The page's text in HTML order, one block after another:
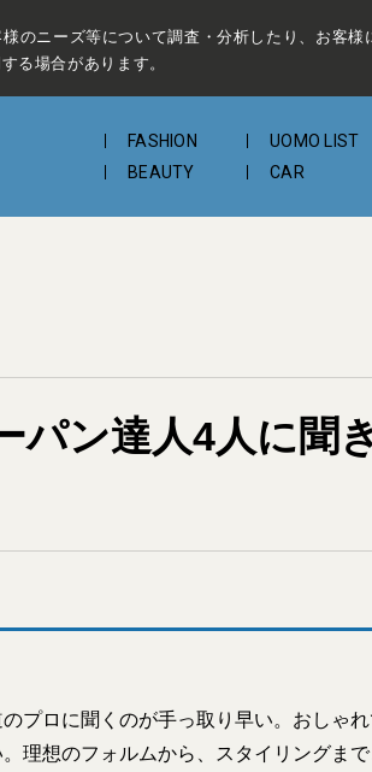
のニーズ等について調査・分析したり、お客様
る場合があります。
FASHION UOMO LIST
BEAUTY
CAR
パン達人4人に聞
プロに聞くのが手っ取り早い。おしゃ
理想のフォルムから、スタイリングまで